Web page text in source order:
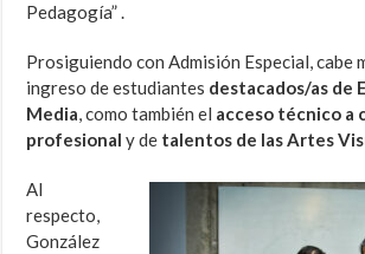
Pedagogía” .
Prosiguiendo con Admisión Especial, cabe
ingreso de estudiantes destacados/as de
Media, como también el acceso técnico a
profesional y de talentos de las Artes
Al
respecto,
González